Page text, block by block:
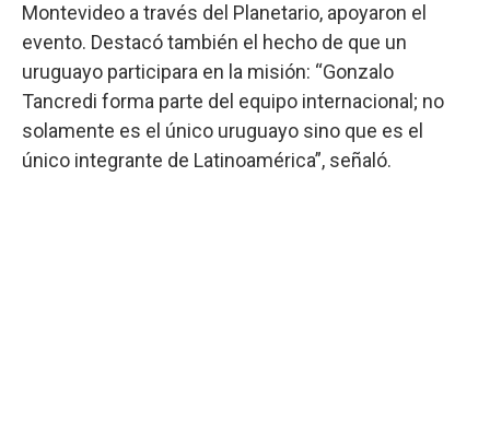
Montevideo a través del Planetario, apoyaron el
evento. Destacó también el hecho de que un
uruguayo participara en la misión: “Gonzalo
Tancredi forma parte del equipo internacional; no
solamente es el único uruguayo sino que es el
único integrante de Latinoamérica”, señaló.